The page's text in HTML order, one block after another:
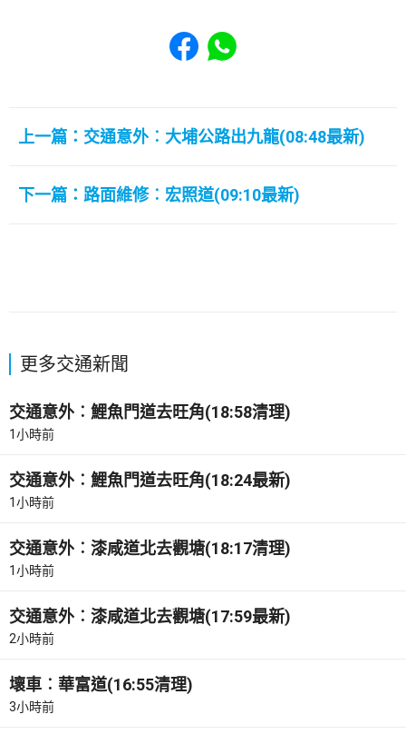
Share to Facebook
Share to WhatsApp
上一篇：交通意外︰大埔公路出九龍(08:48最新)
下一篇：路面維修︰宏照道(09:10最新)
更多交通新聞
交通意外︰鯉魚門道去旺角(18:58清理)
1小時前
交通意外︰鯉魚門道去旺角(18:24最新)
1小時前
交通意外︰漆咸道北去觀塘(18:17清理)
1小時前
交通意外︰漆咸道北去觀塘(17:59最新)
2小時前
壞車︰華富道(16:55清理)
3小時前